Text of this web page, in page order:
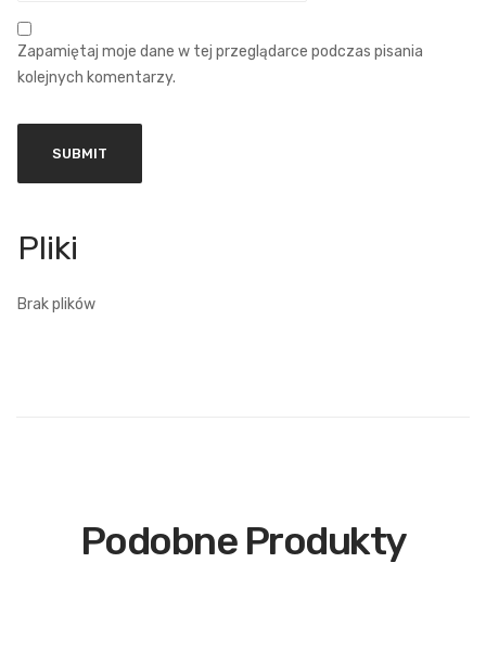
Zapamiętaj moje dane w tej przeglądarce podczas pisania
kolejnych komentarzy.
Brak plików
Podobne Produkty